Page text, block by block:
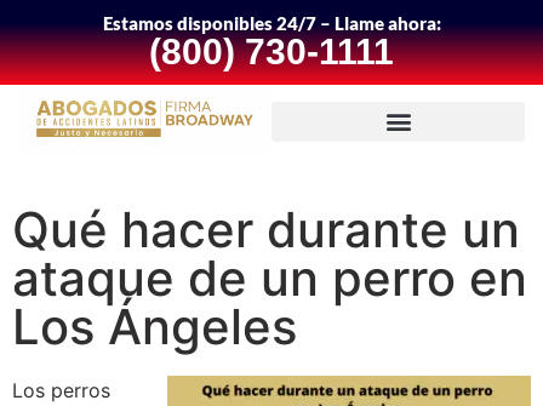
Estamos disponibles 24/7 – Llame ahora:
(800) 730-1111
Qué hacer durante un
ataque de un perro en
Los Ángeles
Los perros